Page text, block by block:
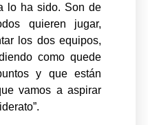
lo ha sido. Son de
quieren jugar,
los dos equipos,
como quede
y que están
vamos a aspirar